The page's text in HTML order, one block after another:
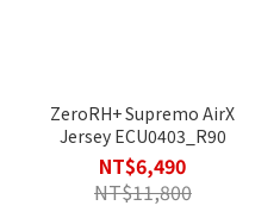
ZeroRH+ Supremo AirX
Jersey ECU0403_R90
NT$6,490
NT$11,800